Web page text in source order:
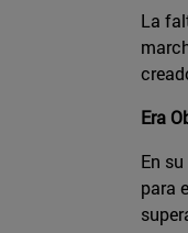
La
Era
En
para